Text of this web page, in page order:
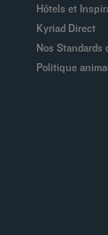
Hôtels et
Kyriad Direct
Nos
Politique